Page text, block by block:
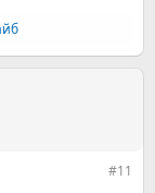
#11